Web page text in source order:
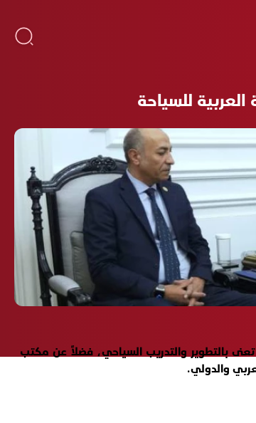
للسياحة
بالتطوير والتدريب السياحي، فضلاً عن مكتب
والدولي.